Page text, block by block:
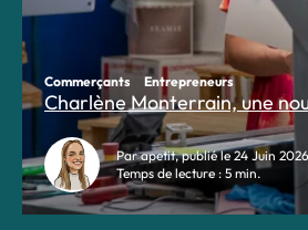
Charlène Monterrain, une
Commerçants Entrepreneurs
Par apetit, publié le 24 Juin 2026
Temps de lecture : 5 min.